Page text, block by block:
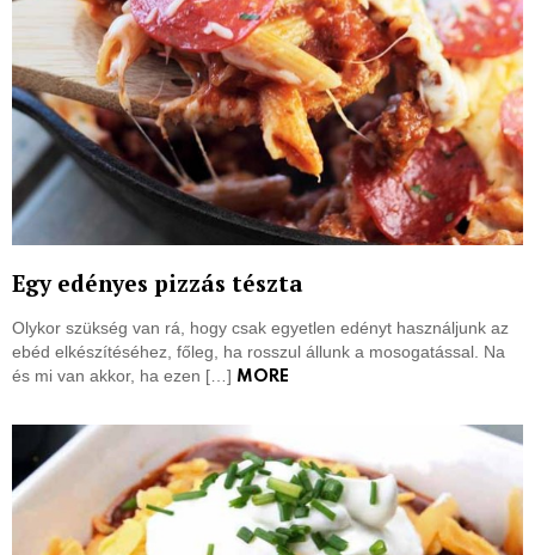
Egy edényes pizzás tészta
Olykor szükség van rá, hogy csak egyetlen edényt használjunk az
ebéd elkészítéséhez, főleg, ha rosszul állunk a mosogatással. Na
és mi van akkor, ha ezen […] MORE